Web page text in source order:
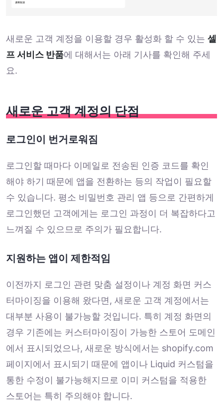
새로운 고객 계정을 이용할 경우 활성화 할 수 있는 셀
프 서비스 반품에 대해서는 아래 기사를 확인해 주세
요.
새로운 고객 계정의 단점
로그인이 번거로워짐
로그인할 때마다 이메일로 전송된 인증 코드를 확인
해야 하기 때문에 앱을 전환하는 등의 작업이 필요할
수 있습니다. 평소 비밀번호 관리 앱 등으로 간편하게
로그인했던 고객에게는 로그인 과정이 더 복잡하다고
느껴질 수 있으므로 주의가 필요합니다.
지원하는 앱이 제한적임
이전까지 로그인 관련 맞춤 설정이나 계정 화면 커스
터마이징을 이용해 왔다면, 새로운 고객 계정에서는
대부분 사용이 불가능할 것입니다. 특히 계정 화면의
경우 기존에는 커스터마이징이 가능한 스토어 도메인
에서 표시되었으나, 새로운 방식에서는 shopify.com
페이지에서 표시되기 때문에 앱이나 Liquid 커스텀을
통한 수정이 불가능해지므로 이미 커스텀을 적용한
스토어는 특히 주의해야 합니다.